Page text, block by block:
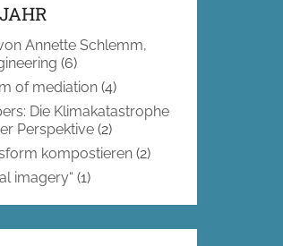
Annette Schlemm,
(6)
of mediation (4)
Die Klimakatastrophe
Perspektive (2)
kompostieren (2)
imagery“ (1)